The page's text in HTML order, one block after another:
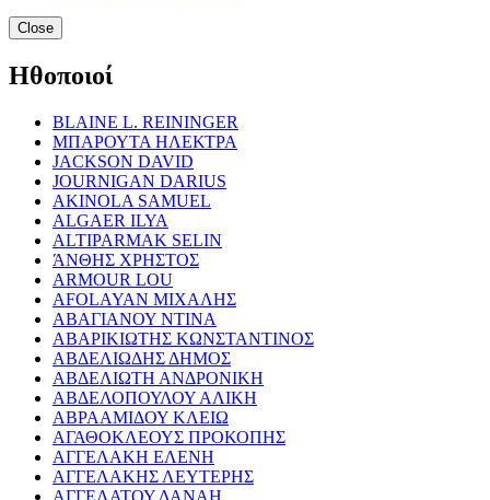
Close
Ηθοποιοί
BLAINE L. REININGER
ΜΠΑΡΟΥΤΑ ΗΛΕΚΤΡΑ
JACKSON DAVID
JOURNIGAN DARIUS
AKINOLA SAMUEL
ALGAER ILYA
ALTIPARMAK SELIN
ΆΝΘΗΣ ΧΡΗΣΤΟΣ
ARMOUR LOU
AFOLAYAN ΜΙΧΑΛΗΣ
ΑΒΑΓΙΑΝΟΥ ΝΤΙΝΑ
ΑΒΑΡΙΚΙΩΤΗΣ ΚΩΝΣΤΑΝΤΙΝΟΣ
ΑΒΔΕΛΙΩΔΗΣ ΔΗΜΟΣ
ΑΒΔΕΛΙΩΤΗ ΑΝΔΡΟΝΙΚΗ
ΑΒΔΕΛΟΠΟΥΛΟΥ ΑΛΙΚΗ
ΑΒΡΑΑΜΙΔΟΥ ΚΛΕΙΩ
ΑΓΑΘΟΚΛΕΟΥΣ ΠΡΟΚΟΠΗΣ
ΑΓΓΕΛΑΚΗ ΕΛΕΝΗ
ΑΓΓΕΛΑΚΗΣ ΛΕΥΤΕΡΗΣ